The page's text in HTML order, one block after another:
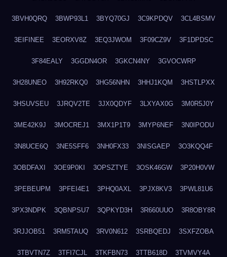
3BVH0QRQ 3BWP93L1 3BYQ70GJ 3C9KPDQV 3CL4BSMV
3EIFINEE 3EORXV8Z 3EQ3JWOM 3F09CZ9V 3F1DPDSC
3F84EALY 3GGDN4OR 3GKCN4NY 3GVOCWRP
3H28UNEO 3H92RKQ0 3HG56NHN 3HHJ1KQM 3HSTLPXX
3HSUVSEU 3JRQV2TE 3JX0QDYF 3LXYAX0G 3M0R5J0Y
3ME42K9J 3MOCREJ1 3MX1P1T9 3MYP6NEF 3N0IPODU
3N8UCE6Q 3NE5SFF6 3NH0FX33 3NISGAEP 3O3KQQ4F
3OBDFAXI 3OE9P0KI 3OPSZTYE 3OSK46GW 3P20H0VW
3PEBEUPM 3PFEI4E1 3PHQ0AXL 3PJX8KV3 3PWL81U6
3PX3NDPK 3QBNPSU7 3QPKYD3H 3R660UUO 3R8OBY8R
3RJJOB51 3RM5TAUQ 3RV0N612 3SRBQEDJ 3SXFZOBA
3TBVTN7Z 3TFI7CJL 3TKFBN73 3TTB618D 3TVMVY4A